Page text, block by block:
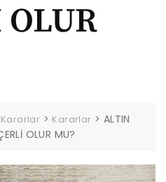
OLUR
Kararlar > Kararlar > ALTIN
OLUR MU?